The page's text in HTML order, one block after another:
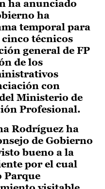
ha anunciado
ha
temporal para
técnicos
general de FP
de los
con
Ministerio de
Profesional.
Rodríguez ha
de Gobierno
bueno a la
por el cual
Parque